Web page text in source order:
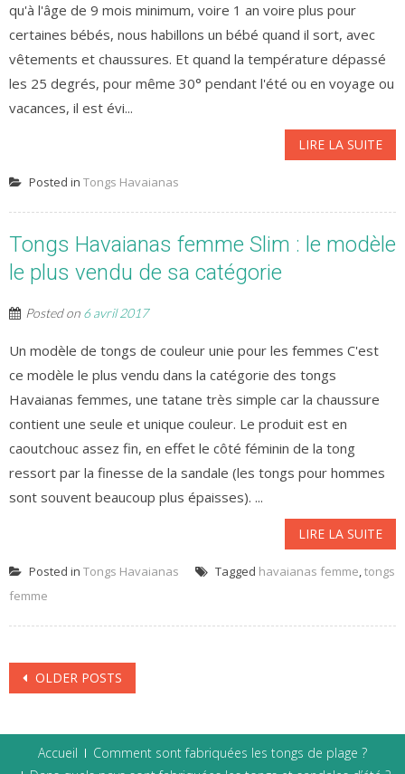
qu'à l'âge de 9 mois minimum, voire 1 an voire plus pour
certaines bébés, nous habillons un bébé quand il sort, avec
vêtements et chaussures. Et quand la température dépassé
les 25 degrés, pour même 30° pendant l'été ou en voyage ou
vacances, il est évi...
LIRE LA SUITE
Posted in Tongs Havaianas
Tongs Havaianas femme Slim : le modèle
le plus vendu de sa catégorie
Posted on 6 avril 2017
Un modèle de tongs de couleur unie pour les femmes C'est
ce modèle le plus vendu dans la catégorie des tongs
Havaianas femmes, une tatane très simple car la chaussure
contient une seule et unique couleur. Le produit est en
caoutchouc assez fin, en effet le côté féminin de la tong
ressort par la finesse de la sandale (les tongs pour hommes
sont souvent beaucoup plus épaisses). ...
LIRE LA SUITE
Posted in Tongs Havaianas Tagged havaianas femme,tongs
femme
Posts
OLDER POSTS
Accueil
Comment sont fabriquées les tongs de plage ?